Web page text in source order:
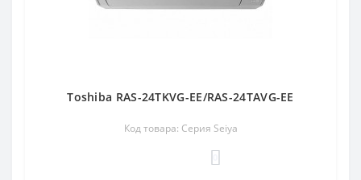
Toshiba RAS-24TKVG-EE/RAS-24TAVG-EE
Код товара: Серия Seiya